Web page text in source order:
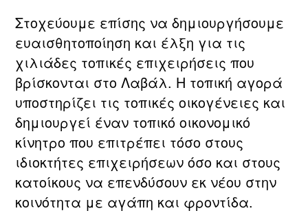
Στοχεύουμε επίσης να δημιουργήσουμε
ευαισθητοποίηση και έλξη για τις
χιλιάδες τοπικές επιχειρήσεις που
βρίσκονται στο Λαβάλ. Η τοπική αγορά
υποστηρίζει τις τοπικές οικογένειες και
δημιουργεί έναν τοπικό οικονομικό
κίνητρο που επιτρέπει τόσο στους
ιδιοκτήτες επιχειρήσεων όσο και στους
κατοίκους να επενδύσουν εκ νέου στην
κοινότητα με αγάπη και φροντίδα.